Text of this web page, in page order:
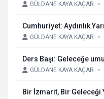
GÜLDANE KAYA KAÇAR •
Cumhuriyet: Aydınlık
GÜLDANE KAYA KAÇAR •
Ders Başı: Geleceğe
GÜLDANE KAYA KAÇAR •
Bir İzmarit, Bir Geleceği